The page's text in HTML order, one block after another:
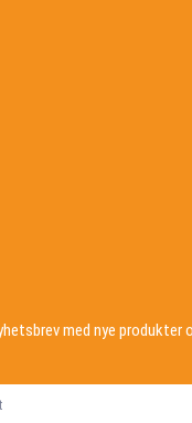
med nye produkter